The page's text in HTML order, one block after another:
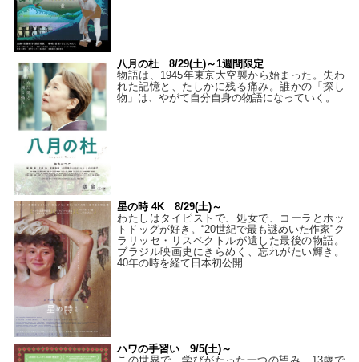
八月の杜 8/29(土)～1週間限定
物語は、1945年東京大空襲から始まった。失わ
れた記憶と、たしかに残る痛み。誰かの「探し
物」は、やがて自分自身の物語になっていく。
星の時 4K 8/29(土)～
わたしはタイピストで、処⼥で、コーラとホッ
トドッグが好き。“20世紀で最も謎めいた作家”ク
ラリッセ・リスペクトルが遺した最後の物語。
ブラジル映画史にきらめく、忘れがたい輝き。
40年の時を経て⽇本初公開
ハワの手習い 9/5(土)～